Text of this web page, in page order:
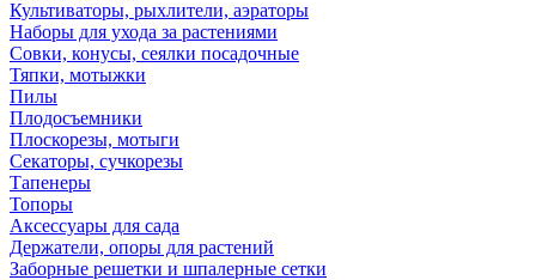
Культиваторы, рыхлители, аэраторы
Наборы для ухода за растениями
Совки, конусы, сеялки посадочные
Тяпки, мотыжки
Пилы
Плодосъемники
Плоскорезы, мотыги
Секаторы, сучкорезы
Тапенеры
Топоры
Аксессуары для сада
Держатели, опоры для растений
Заборные решетки и шпалерные сетки